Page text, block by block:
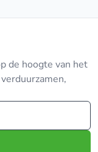
de hoogte van het